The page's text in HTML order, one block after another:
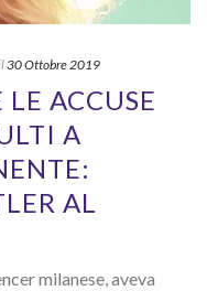
30 Ottobre 2019
ACCUSE
A
AL
milanese, aveva